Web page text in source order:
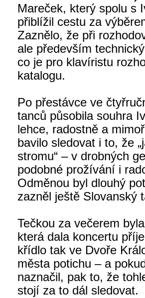
Mareček, který spolu s
přiblížil cestu za
Zaznělo, že při
ale především
co je pro klavíristu
katalogu.
Po přestávce ve
tanců působila souhra
lehce, radostně a
bavilo sledovat i to, že
stromu“ – v drobných
podobné prožívání i
Odměnou byl dlouhý
zazněl ještě Slovanský
Tečkou za večerem
která dala koncertu
křídlo tak ve Dvoře
města potichu – a
naznačil, pak to, že
stojí za to dál sledovat.